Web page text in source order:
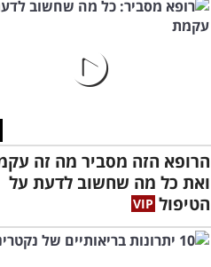
הרופא הזה מסביר מה זה
ואת כל מה שחשוב לדעת על
הטיפול